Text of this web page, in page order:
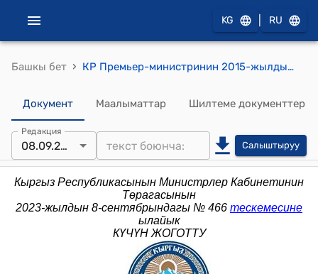
KG RU
Башкы бет › КР Премьер-министринин 2015-жылдын 14-июлундагы № 313 (Кыргыз Республикасынын Өкмөтүнө караштуу Отун-энергетикалык комплексти жөнгө салуу боюнча мамлекеттик агенттиктин коллегия мүчөлөрү болуп төмөнкү адамдар бекитүү жөнүндө) буйругу
Документ Маалыматтар Шилтеме документтер
Редакция
08.09.2023 Салыштыруу